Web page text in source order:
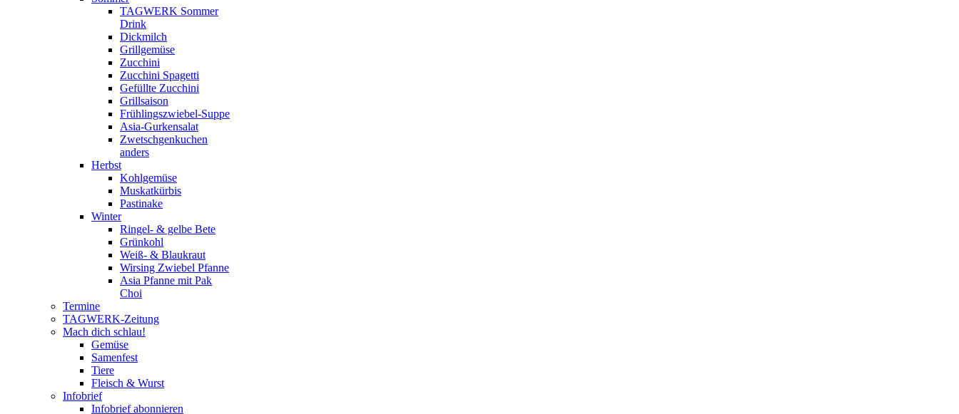
TAGWERK Sommer
Drink
Dickmilch
Grillgemüse
Zucchini
Zucchini Spagetti
Gefüllte Zucchini
Grillsaison
Frühlingszwiebel-Suppe
Asia-Gurkensalat
Zwetschgenkuchen
anders
Herbst
Kohlgemüse
Muskatkürbis
Pastinake
Winter
Ringel- & gelbe Bete
Grünkohl
Weiß- & Blaukraut
Wirsing Zwiebel Pfanne
Asia Pfanne mit Pak
Choi
Termine
TAGWERK-Zeitung
Mach dich schlau!
Gemüse
Samenfest
Tiere
Fleisch & Wurst
Infobrief
Infobrief abonnieren